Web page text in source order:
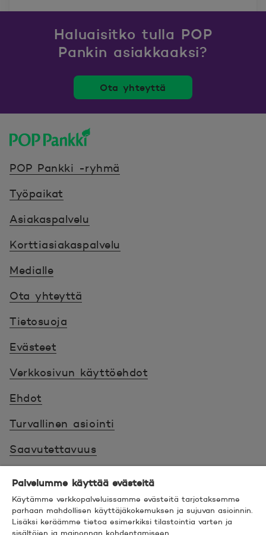
Haluaisitko tulla POP
Pankin asiakkaaksi?
Ota yhteyttä
POP Pankki -ryhmä
Työpaikat
Asiakaspalvelu
Korttiasiakaspalvelu
Medialle
Ota yhteyttä
Tietosuoja
Evästeet
Verkkosivun käyttöehdot
Ehdot
Turvallinen asiointi
Saavutettavuus
Hyödyllistä tietää
© 2026 POP Pankki,Hevosenkenkä 3, 02600
ESPOO
Palvelumme käyttää evästeitä
Käytämme verkkopalveluissamme evästeitä tarjotaksemme
parhaan mahdollisen käyttäjäkokemuksen ja sujuvan asioinnin.
Lisäksi keräämme tietoa esimerkiksi tilastointia varten ja
sisältöjen ja mainonnan kohdentamiseen.